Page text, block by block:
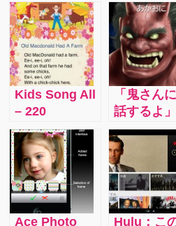
Kids Song All
– 220
Songs：世界
中で愛されて
いる２２０曲
ものかわいい
英語の楽曲を
いつでもどこ
「鬼さん
話するよ
いうだけ
いう事を
に聞くよ
なる！泣
も黙る『
ら電話』
Ace Photo
Hulu：こ